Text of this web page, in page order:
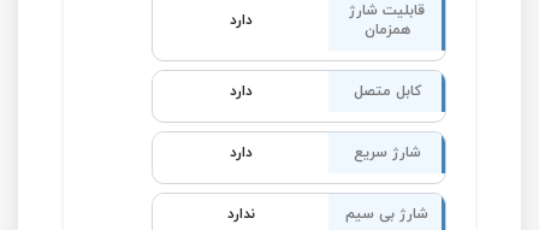
قابلیت شارژ
همزمان
دارد
کابل متصل دارد
شارژ سریع دارد
شارژ بی‌ سیم ندارد